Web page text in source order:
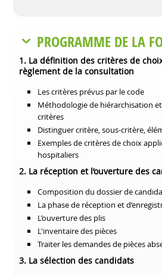
PROGRAMME DE LA
1. La définition des critères de
règlement de la consultation
Les critères prévus par le code
Méthodologie de hiérarchisation
critères
Distinguer critère, sous-critère,
Exemples de critères de choix
hospitaliers
2. La réception et l’ouverture des
Composition du dossier de
La phase de réception et
L’ouverture des plis
L'inventaire des pièces
Traiter les demandes de pièces
3. La sélection des candidats